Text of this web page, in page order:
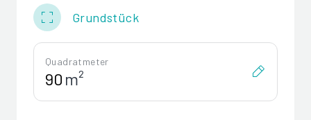
Grundstück
Quadratmeter
m²